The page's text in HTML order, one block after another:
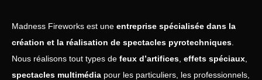
Madness Fireworks est une entreprise spécialisée dans la
création et la réalisation de spectacles pyrotechniques
Nous réalisons tout types de feux d’artifices effets spéciaux
spectacles multimédia pour les particuliers, les professionnels,